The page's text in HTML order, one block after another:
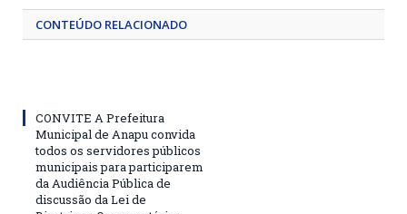
CONTEÚDO RELACIONADO
CONVITE A Prefeitura
Municipal de Anapu convida
todos os servidores públicos
municipais para participarem
da Audiência Pública de
discussão da Lei de